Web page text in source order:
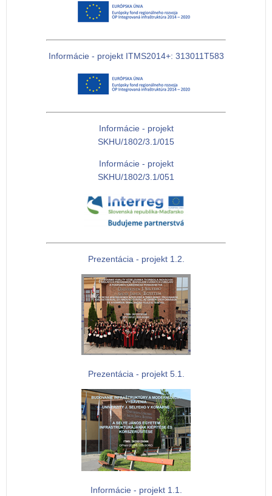
Informácie - projekt ITMS2014+: 313011T583
Informácie - projekt
SKHU/1802/3.1/015
Informácie - projekt
SKHU/1802/3.1/051
Prezentácia - projekt 1.2.
Prezentácia - projekt 5.1.
Informácie - projekt 1.1.